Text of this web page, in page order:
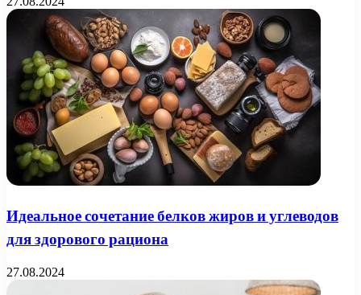
Идеальное сочетание белков жиров и углеводов
для здорового рациона
27.08.2024